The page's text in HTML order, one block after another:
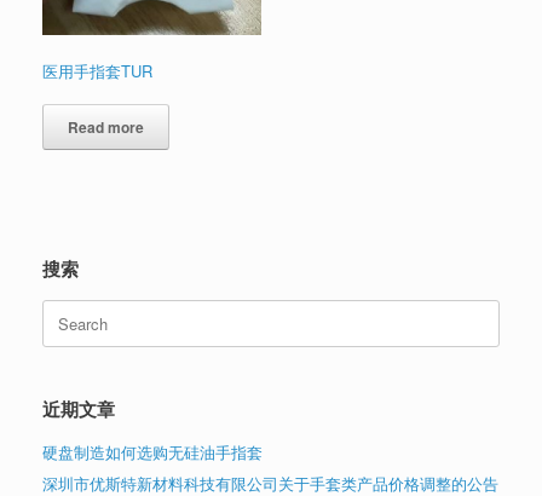
医用手指套TUR
Read more
搜索
for:
近期文章
硬盘制造如何选购无硅油手指套
深圳市优斯特新材料科技有限公司关于手套类产品价格调整的公告